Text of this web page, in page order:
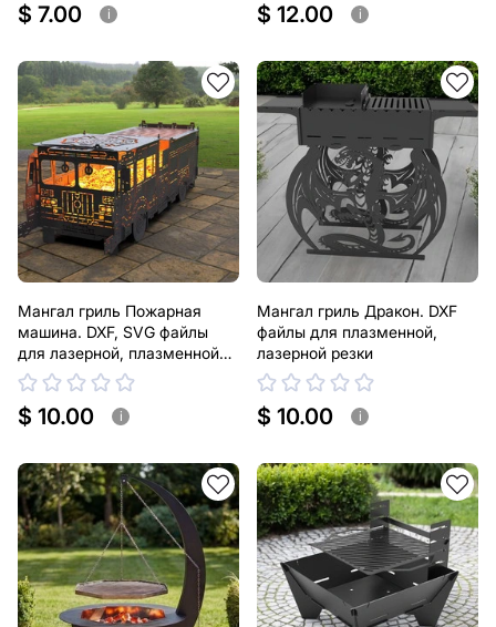
$ 7.00 i $ 12.00 i
Мангал гриль Пожарная
машина. DXF, SVG файлы
для лазерной, плазменной
резки
$ 10.00 i
Мангал гриль Дракон. DXF
файлы для плазменной,
лазерной резки
$ 10.00 i